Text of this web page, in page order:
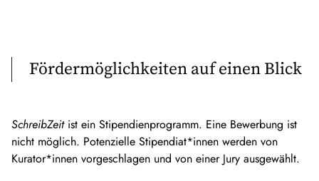
Fördermöglichkeiten auf einen Blick
SchreibZeitist ein Stipendienprogramm. Eine Bewerbung ist
nicht möglich. Potenzielle Stipendiat*innen werden von
Kurator*innen vorgeschlagen und von einer Jury ausgewählt.